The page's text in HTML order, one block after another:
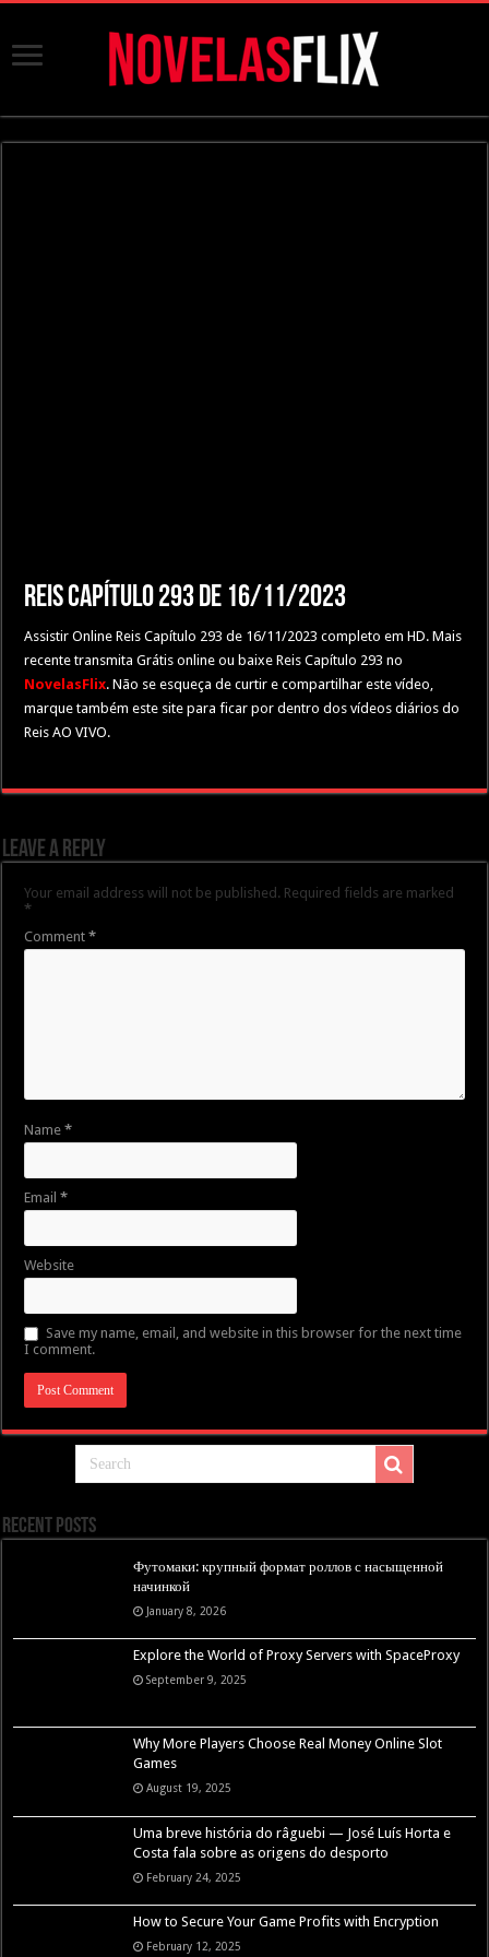
Reis Capítulo 293 de 16/11/2023
Assistir Online Reis Capítulo 293 de 16/11/2023 completo em HD. Mais
recente transmita Grátis online ou baixe Reis Capítulo 293 no
NovelasFlix. Não se esqueça de curtir e compartilhar este vídeo,
marque também este site para ficar por dentro dos vídeos diários do
Reis AO VIVO.
Leave a Reply
Your email address will not be published. Required fields are marked
*
Comment*
Name*
Email*
Website
Save my name, email, and website in this browser for the next time
I comment.
Recent Posts
Футомаки: крупный формат роллов с насыщенной
начинкой
January 8, 2026
Explore the World of Proxy Servers with SpaceProxy
September 9, 2025
Why More Players Choose Real Money Online Slot
Games
August 19, 2025
Uma breve história do râguebi — José Luís Horta e
Costa fala sobre as origens do desporto
February 24, 2025
How to Secure Your Game Profits with Encryption
February 12, 2025